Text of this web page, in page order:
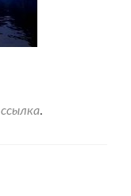
ссылка.